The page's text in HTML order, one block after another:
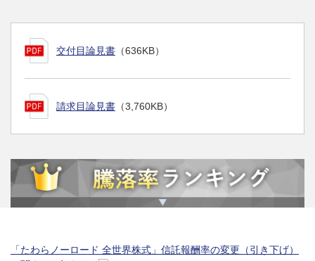
交付目論見書 （636KB）
請求目論見書 （3,760KB）
「たわらノーロード 全世界株式」信託報酬率の変更（引き下げ）